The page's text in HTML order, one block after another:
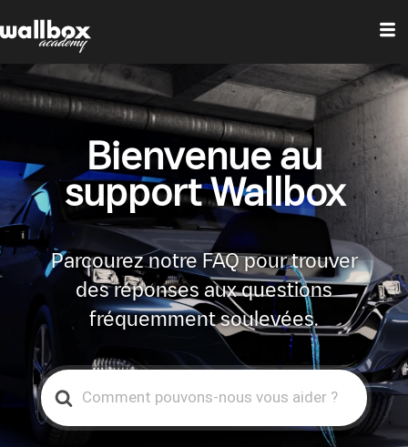
Bienvenue au
support Wallbox
Parcourez notre FAQ pour trouver
des réponses aux questions
fréquemment soulevées.
Search
For